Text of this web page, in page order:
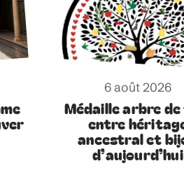
6 août 2026
Médaille arbre de
entre
ancestral et
d’aujourd’hui